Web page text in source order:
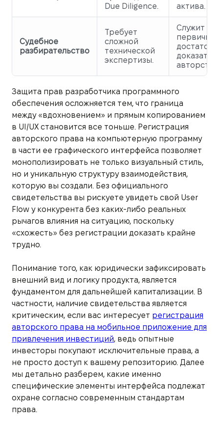
Due Diligence.
актива.
Судебное
разбирательство
Требует
сложной
технической
экспертизы.
Служит
Защита прав разработчика программного
обеспечения осложняется тем, что граница
между «вдохновением» и прямым копированием
в UI/UX становится все тоньше. Регистрация
авторского права на компьютерную программу
в части ее графического интерфейса позволяет
монополизировать не только визуальный стиль,
но и уникальную структуру взаимодействия,
которую вы создали. Без официального
свидетельства вы рискуете увидеть свой User
Flow у конкурента без каких-либо реальных
рычагов влияния на ситуацию, поскольку
«схожесть» без регистрации доказать крайне
трудно.
Понимание того, как юридически зафиксировать
внешний вид и логику продукта, является
фундаментом для дальнейшей капитализации. В
частности, наличие свидетельства является
критическим, если вас интересует регистрация
авторского права на мобильное приложение для
привлечения инвестиций, ведь опытные
инвесторы покупают исключительные права, а
не просто доступ к вашему репозиторию. Далее
мы детально разберем, какие именно
специфические элементы интерфейса подлежат
охране согласно современным стандартам
права.